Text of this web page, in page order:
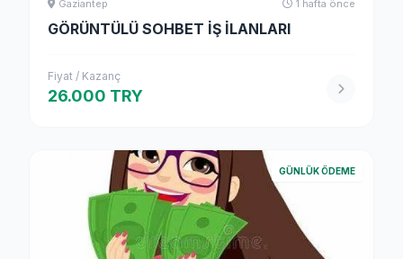
Gaziantep 1 hafta önce
GÖRÜNTÜLÜ SOHBET İŞ İLANLARI
Fiyat / Kazanç
26.000 TRY
GÜNLÜK ÖDEME